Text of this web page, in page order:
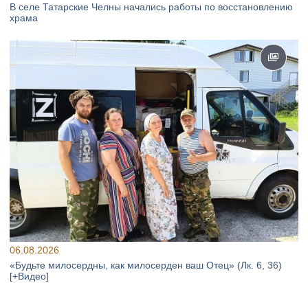
В селе Татарские Челны начались работы по восстановлению
храма
06.08.2026
«Будьте милосердны, как милосерден ваш Отец» (Лк. 6, 36)
[+Видео]